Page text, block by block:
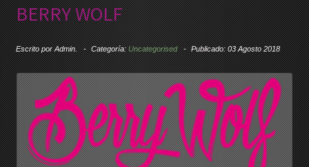
BERRY WOLF
Escrito porAdmin. Categoría:Uncategorised Publicado: 03 Agosto 2018